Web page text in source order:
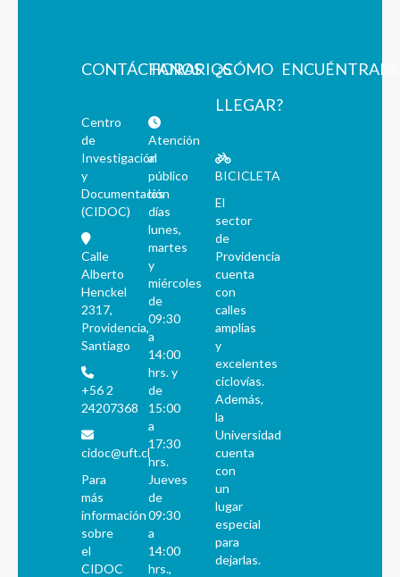
CONTÁCTANOS
Centro
de
Investigación
y
Documentación
(CIDOC)
Calle
Alberto
Henckel
2317,
Providencia,
Santiago
+56 2
24207368
cidoc@uft.cl
Para
más
información
sobre
el
CIDOC
HORARIOS
Atención
al
público
los
días
lunes,
martes
y
miércoles
de
09:30
a
14:00
hrs. y
de
15:00
a
17:30
hrs.
Jueves
de
09:30
a
14:00
hrs.,
¿CÓMO
LLEGAR?
BICICLETA
El
sector
de
Providencia
cuenta
con
calles
amplias
y
excelentes
ciclovías.
Además,
la
Universidad
cuenta
con
un
lugar
especial
para
dejarlas.